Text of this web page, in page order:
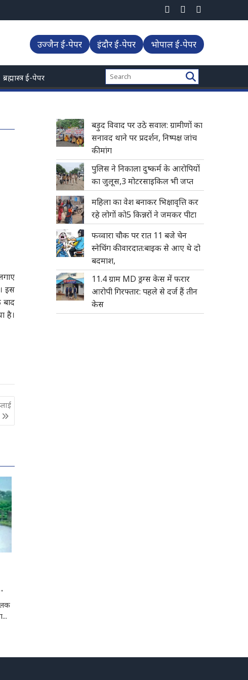
उज्जैन ई-पेपर इंदौर ई-पेपर भोपाल ई-पेपर
ब्रह्मास्त्र ई-पेपर
इस
है।
बड़ुद विवाद पर उठे सवाल: ग्रामीणों का
सनावद थाने पर प्रदर्शन, निष्पक्ष जांच
की मांग
पुलिस ने निकाला दुष्कर्म के आरोपियों
का जुलूस,3 मोटरसाइकिल भी जप्त
महिला का वेश बनाकर भिक्षावृत्ति कर
रहे लोगों को5 किन्नरों ने जमकर पीटा
फव्वारा चौक पर रात 11 बजे चेन
स्नेचिंग की वारदात:बाइक से आए थे दो
बदमाश,
11.4 ग्राम MD ड्रग्स केस में फरार
आरोपी गिरफ्तार: पहले से दर्ज हैं तीन
केस